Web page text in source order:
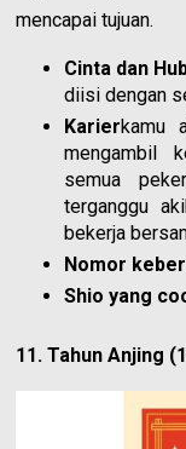
mencapai tujuan.
Cinta dan
diisi dengan
Karierkamu
mengambil
semua
terganggu
bekerja
Nomor
Shio yang
11. Tahun Anjing